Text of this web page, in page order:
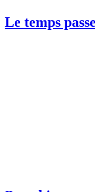
Le temps